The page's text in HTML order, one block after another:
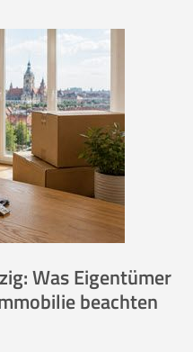
Was Eigentümer
beachten